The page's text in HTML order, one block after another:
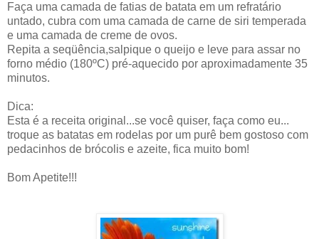
Faça uma camada de fatias de batata em um refratário
untado, cubra com uma camada de carne de siri temperada
e uma camada de creme de ovos.
Repita a seqüência,salpique o queijo e leve para assar no
forno médio (180ºC) pré-aquecido por aproximadamente 35
minutos.
Dica:
Esta é a receita original...se você quiser, faça como eu...
troque as batatas em rodelas por um purê bem gostoso com
pedacinhos de brócolis e azeite, fica muito bom!
Bom Apetite!!!